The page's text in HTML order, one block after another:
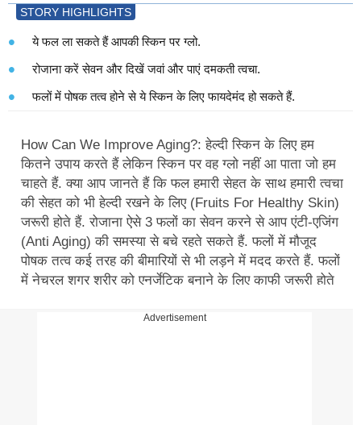
STORY HIGHLIGHTS
ये फल ला सकते हैं आपकी स्किन पर ग्लो.
रोजाना करें सेवन और दिखें जवां और पाएं दमकती त्वचा.
फलों में पोषक तत्व होने से ये स्किन के लिए फायदेमंद हो सकते हैं.
How Can We Improve Aging?: हेल्दी स्किन के लिए हम
कितने उपाय करते हैं लेकिन स्किन पर वह ग्लो नहीं आ पाता जो हम
चाहते हैं. क्या आप जानते हैं कि फल हमारी सेहत के साथ हमारी त्वचा
की सेहत को भी हेल्दी रखने के लिए (Fruits For Healthy Skin)
जरूरी होते हैं. रोजाना ऐसे 3 फलों का सेवन करने से आप एंटी-एजिंग
(Anti Aging) की समस्या से बचे रहते सकते हैं. फलों में मौजूद
पोषक तत्व कई तरह की बीमारियों से भी लड़ने में मदद करते हैं. फलों
में नेचुरल शुगर शरीर को एनर्जेटिक बनाने के लिए काफी जरूरी होते
Advertisement